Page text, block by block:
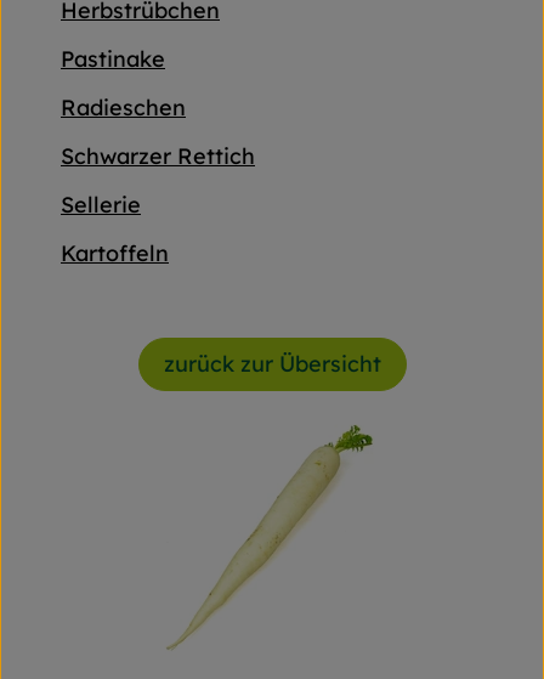
So geht's
Unsere Kisten
Über uns
Blog
Jetzt bestellen
Herbstrübchen
Pastinake
Radieschen
Schwarzer Rettich
Sellerie
Kartoffeln
zurück zur Übersicht